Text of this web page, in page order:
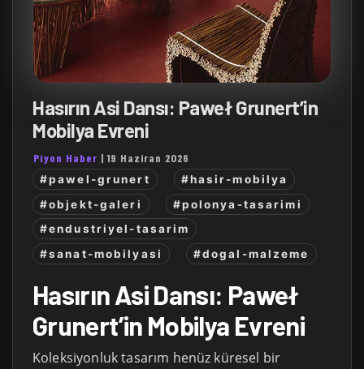
Hasırın Asi Dansı: Paweł Grunert’in
Mobilya Evreni
Piyon Haber |19 Haziran 2026
#pawel-grunert
#hasir-mobilya
#objekt-galeri
#polonya-tasarimi
#endustriyel-tasarim
#sanat-mobilyasi
#dogal-malzeme
Hasırın Asi Dansı: Paweł
Grunert’in Mobilya Evreni
Koleksiyonluk tasarım henüz küresel bir